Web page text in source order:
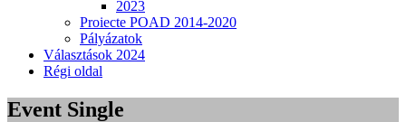
2023
Proiecte POAD 2014-2020
Pályázatok
Választások 2024
Régi oldal
Event Single